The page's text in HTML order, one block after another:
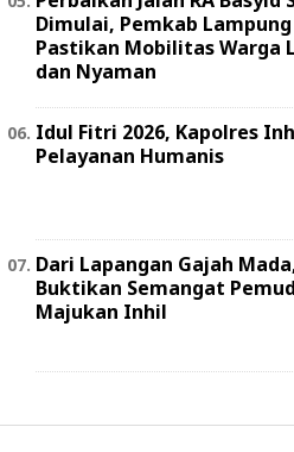
Dimulai, Pemkab
Pastikan Mobilitas Warga
dan Nyaman
Idul Fitri 2026, Kapolres
Pelayanan Humanis
Dari Lapangan Gajah
Buktikan Semangat
Majukan Inhil